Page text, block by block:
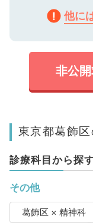
他に
非公
東京都葛飾
診療科目から探
その他
葛飾区 × 精神科